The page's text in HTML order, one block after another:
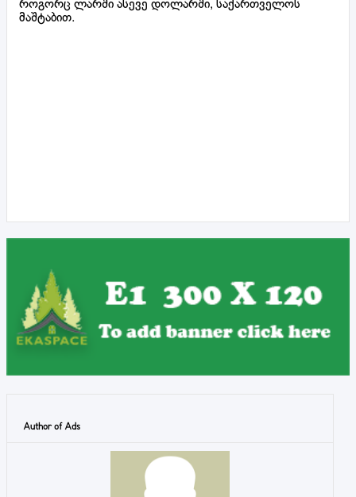
როგორც ლარში ასევე დოლარში, საქართველოს
მაშტაბით.
Author of Ads